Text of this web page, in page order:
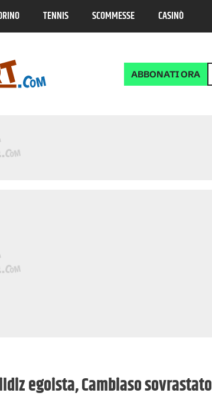
TENNIS SCOMMESSE CASINÒ
ABBONATI ORA
egoista, Cambiaso sovrastato